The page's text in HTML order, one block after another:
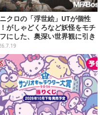
クロの「浮世絵」UTが個性
がしゃどくろなど妖怪をモチ
にした、奥深い世界観に引き
れる